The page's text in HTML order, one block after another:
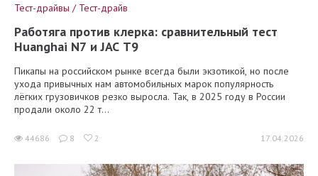
Тест-драйвы / Тест-драйв
Работяга против клерка: сравнительный тест
Huanghai N7 и JAC T9
Пикапы на российском рынке всегда были экзотикой, но после
ухода привычных нам автомобильных марок популярность
лёгких грузовичков резко выросла. Так, в 2025 году в России
продали около 22 т...
44686 8 2 17.04.2026